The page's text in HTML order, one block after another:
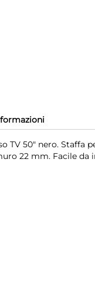
TV 50" nero. Staffa
22 mm. Facile da